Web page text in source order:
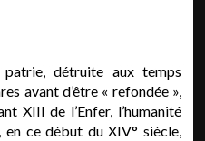
détruite aux temps
avant d’être « refondée »,
XIII de l’Enfer, l’humanité
ce début du XIV° siècle,